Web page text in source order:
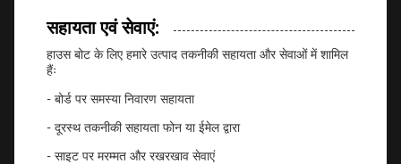
सहायता एवं सेवाएं:
हाउस बोट के लिए हमारे उत्पाद तकनीकी सहायता और सेवाओं में शामिल
हैंः
- बोर्ड पर समस्या निवारण सहायता
- दूरस्थ तकनीकी सहायता फोन या ईमेल द्वारा
- साइट पर मरम्मत और रखरखाव सेवाएं